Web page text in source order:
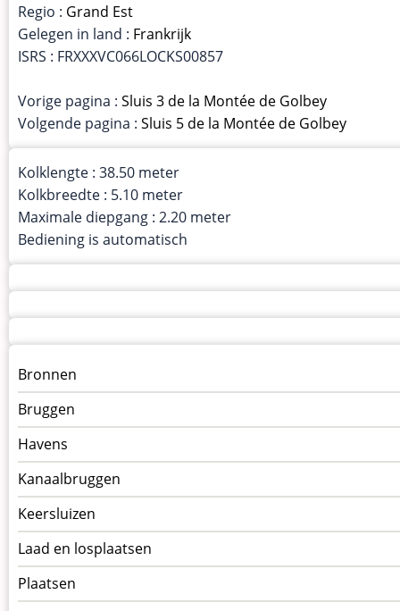
Regio : Grand Est
Gelegen in land : Frankrijk
ISRS : FRXXXVC066LOCKS00857
Vorige pagina : Sluis 3 de la Montée de Golbey
Volgende pagina : Sluis 5 de la Montée de Golbey
Kolklengte : 38.50 meter
Kolkbreedte : 5.10 meter
Maximale diepgang : 2.20 meter
Bediening is automatisch
Menu
kunstwerken
op
kunstwerkpagina
Bronnen
Bruggen
Havens
Kanaalbruggen
Keersluizen
Laad en losplaatsen
Plaatsen